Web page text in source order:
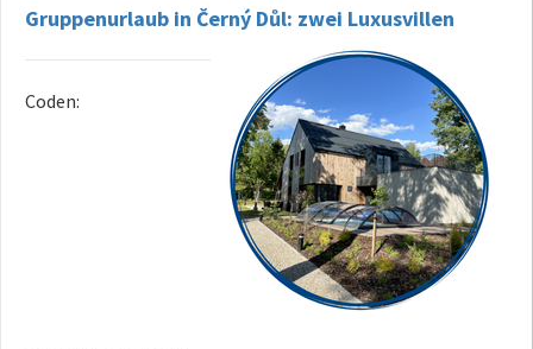
Gruppenurlaub in Černý Důl: zwei Luxusvillen
Coden: